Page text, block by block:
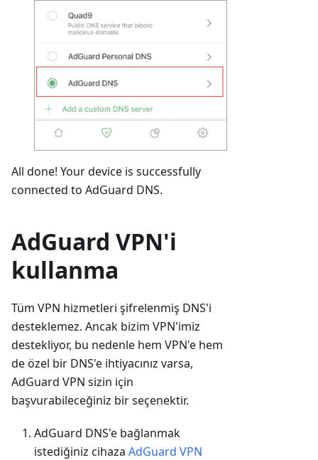
All done! Your device is successfully
connected to AdGuard DNS.
AdGuard VPN'i
kullanma
Tüm VPN hizmetleri şifrelenmiş DNS'i
desteklemez. Ancak bizim VPN'imiz
destekliyor, bu nedenle hem VPN'e hem
de özel bir DNS'e ihtiyacınız varsa,
AdGuard VPN sizin için
başvurabileceğiniz bir seçenektir.
AdGuard DNS'e bağlanmak
istediğiniz cihaza AdGuard VPN